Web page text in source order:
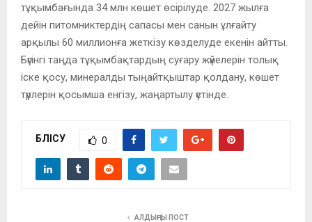
тұқымбағында 34 млн көшет өсірілуде. 2027 жылға
дейін питомниктердің сапасы мен санын ұлғайту
арқылы 60 миллионға жеткізу көзделуде екенін айтты.
Бүгінгі таңда тұқымбақтардың суғару жүйелерін толық
іске қосу, минералды тыңайтқыштар қолдану, көшет
түрлерін қосымша енгізу, жаңартылу үстінде.
БӨЛІСУ 0
АЛДЫҢҒЫ ПОСТ